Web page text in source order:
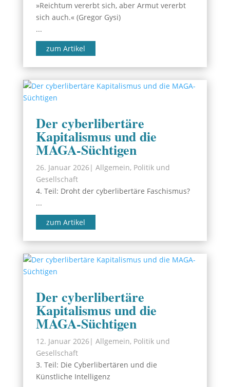
»Reichtum vererbt sich, aber Armut vererbt
sich auch.« (Gregor Gysi)
...
zum Artikel
Der cyberlibertäre
Kapitalismus und die
MAGA-Süchtigen
26. Januar 2026| Allgemein, Politik und
Gesellschaft
4. Teil: Droht der cyberlibertäre Faschismus?
...
zum Artikel
Der cyberlibertäre
Kapitalismus und die
MAGA-Süchtigen
12. Januar 2026| Allgemein, Politik und
Gesellschaft
3. Teil: Die Cyberlibertären und die
Künstliche Intelligenz